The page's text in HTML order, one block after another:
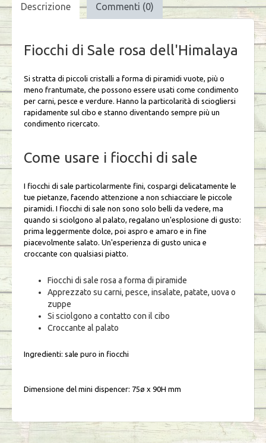
Descrizione Commenti (0)
Fiocchi di Sale rosa dell'Himalaya
Si stratta di piccoli cristalli a forma di piramidi vuote, più o
meno frantumate, che possono essere usati come condimento
per carni, pesce e verdure. Hanno la particolarità di sciogliersi
rapidamente sul cibo e stanno diventando sempre più un
condimento ricercato.
Come usare i fiocchi di sale
I fiocchi di sale particolarmente fini, cospargi delicatamente le
tue pietanze, facendo attenzione a non schiacciare le piccole
piramidi. I fiocchi di sale non sono solo belli da vedere, ma
quando si sciolgono al palato, regalano un'esplosione di gusto:
prima leggermente dolce, poi aspro e amaro e in fine
piacevolmente salato. Un'esperienza di gusto unica e
croccante con qualsiasi piatto.
Fiocchi di sale rosa a forma di piramide
Apprezzato su carni, pesce, insalate, patate, uova o
zuppe
Si sciolgono a contatto con il cibo
Croccante al palato
Ingredienti: sale puro in fiocchi
Dimensione del mini dispencer: 75ø x 90H mm